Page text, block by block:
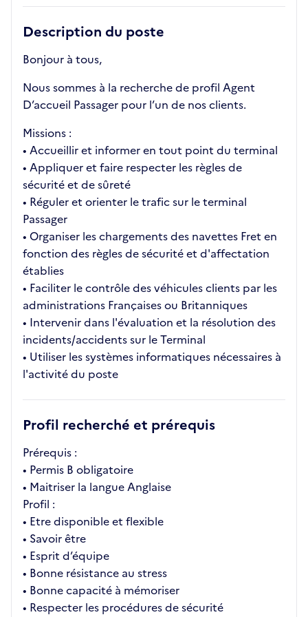
Description du poste
Bonjour à tous,
Nous sommes à la recherche de profil Agent
D’accueil Passager pour l’un de nos clients.
Missions :
• Accueillir et informer en tout point du terminal
• Appliquer et faire respecter les règles de
sécurité et de sûreté
• Réguler et orienter le trafic sur le terminal
Passager
• Organiser les chargements des navettes Fret en
fonction des règles de sécurité et d'affectation
établies
• Faciliter le contrôle des véhicules clients par les
administrations Françaises ou Britanniques
• Intervenir dans l'évaluation et la résolution des
incidents/accidents sur le Terminal
• Utiliser les systèmes informatiques nécessaires à
l'activité du poste
Profil recherché et prérequis
Prérequis :
• Permis B obligatoire
• Maitriser la langue Anglaise
Profil :
• Etre disponible et flexible
• Savoir être
• Esprit d’équipe
• Bonne résistance au stress
• Bonne capacité à mémoriser
• Respecter les procédures de sécurité